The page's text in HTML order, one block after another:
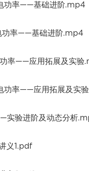
功率——基础进阶.mp4
功率——基础进阶.mp4
功率——应用拓展及实验
功率——应用拓展及实
实验进阶及动态分析
义1.pdf